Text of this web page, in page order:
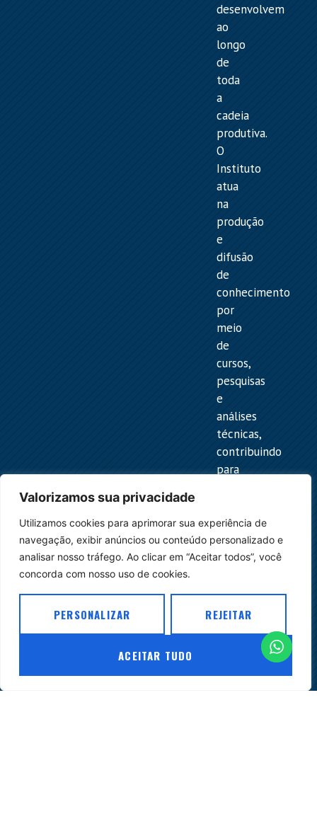
Valorizamos sua privacidade
Utilizamos cookies para aprimorar sua experiência de
navegação, exibir anúncios ou conteúdo personalizado e
analisar nosso tráfego. Ao clicar em “Aceitar todos”, você
concorda com nosso uso de cookies.
PERSONALIZAR REJEITAR
ACEITAR TUDO
desenvolvem
ao
longo
de
toda
a
cadeia
produtiva.
O
Instituto
atua
na
produção
e
difusão
de
conhecimento
por
meio
de
cursos,
pesquisas
e
análises
técnicas,
contribuindo
para
compreensão
das
normas
para
o
desenvolvimento
ambiente